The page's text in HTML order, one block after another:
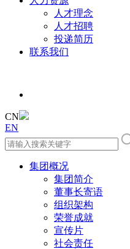
人才理念
人才招聘
投递简历
联系我们
CN
EN
集团概况
集团简介
董事长寄语
组织架构
荣誉成就
宣传片
社会责任